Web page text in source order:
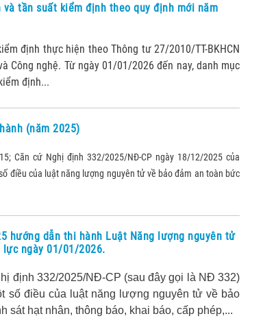
tần suất kiểm định theo quy định mới năm
định thực hiện theo Thông tư 27/2010/TT-BKHCN
Công nghệ. Từ ngày 01/01/2026 đến nay, danh mục
định...
(năm 2025)
Căn cứ Nghị định 332/2025/NĐ-CP ngày 18/12/2025 của
điều của luật năng lượng nguyên tử về bảo đảm an toàn bức
hướng dẫn thi hành Luật Năng lượng nguyên tử
lực ngày 01/01/2026.
định 332/2025/NĐ-CP (sau đây gọi là NĐ 332)
số điều của luật năng lượng nguyên tử về bảo
sát hạt nhân, thông báo, khai báo, cấp phép,...